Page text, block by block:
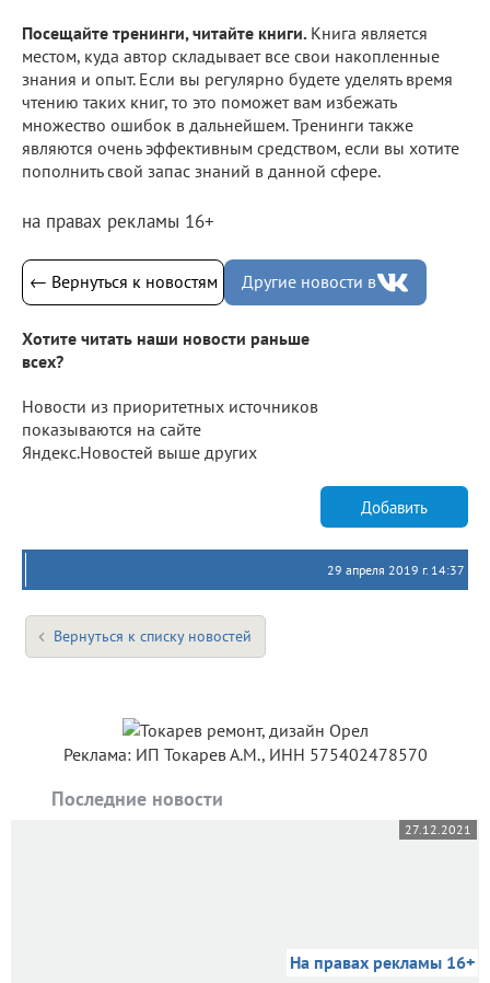
Посещайте тренинги, читайте книги. Книга является
местом, куда автор складывает все свои накопленные
знания и опыт. Если вы регулярно будете уделять время
чтению таких книг, то это поможет вам избежать
множество ошибок в дальнейшем. Тренинги также
являются очень эффективным средством, если вы хотите
пополнить свой запас знаний в данной сфере.
на правах рекламы 16+
← Вернуться к новостям Другие новости в
Хотите читать наши новости раньше
всех?
Новости из приоритетных источников
показываются на сайте
Яндекс.Новостей выше других
Добавить
29 апреля 2019 г. 14:37
Вернуться к списку новостей
Реклама: ИП Токарев А.М., ИНН 575402478570
Последние новости
27.12.2021
На правах рекламы 16+